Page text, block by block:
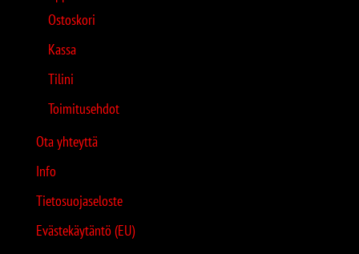
Ostoskori
Kassa
Tilini
Toimitusehdot
Ota yhteyttä
Info
Tietosuojaseloste
Evästekäytäntö (EU)